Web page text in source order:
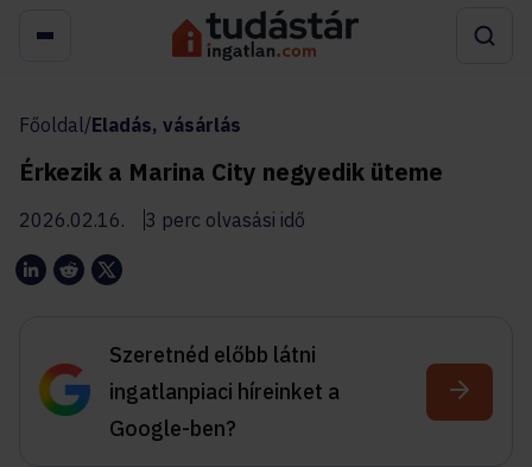
Főoldal/Eladás, vásárlás
Érkezik a Marina City negyedik üteme
2026.02.16. 3 perc olvasási idő
Szeretnéd előbb látni
ingatlanpiaci híreinket a
Google-ben?